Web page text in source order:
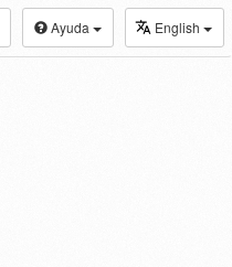
Ayuda English